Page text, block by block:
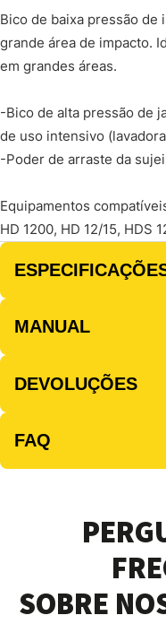
Bico de baixa pressão de
grande área de impacto.
em grandes áreas.
-Bico de alta pressão de
de uso intensivo
-Poder de arraste da
Equipamentos
HD 1200, HD 12/15, HDS
MANUAL
DEVOLUÇÕES
FAQ
SOBRE